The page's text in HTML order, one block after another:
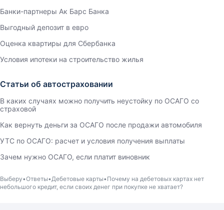
Банки-партнеры Ак Барс Банка
Выгодный депозит в евро
Оценка квартиры для Сбербанка
Условия ипотеки на строительство жилья
Статьи об автостраховании
В каких случаях можно получить неустойку по ОСАГО со
страховой
Как вернуть деньги за ОСАГО после продажи автомобиля
УТС по ОСАГО: расчет и условия получения выплаты
Зачем нужно ОСАГО, если платит виновник
Выберу Ответы Дебетовые карты Почему на дебетовых картах нет
небольшого кредит, если своих денег при покупке не хватает?